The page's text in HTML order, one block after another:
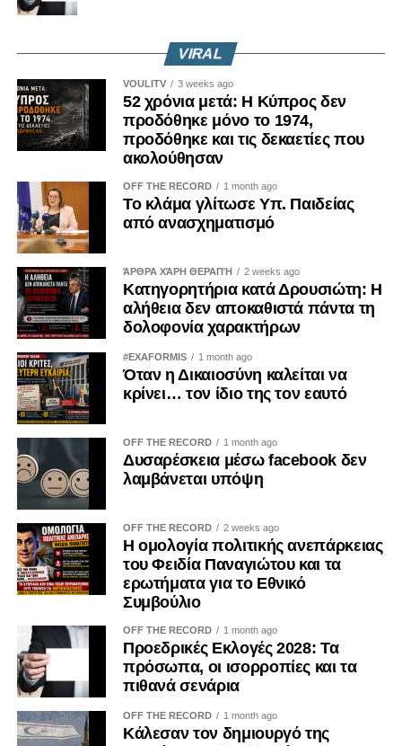
VIRAL
VOULITV 3 weeks ago
52 χρόνια μετά: Η Κύπρος δεν
προδόθηκε μόνο το 1974,
προδόθηκε και τις δεκαετίες που
ακολούθησαν
OFF THE RECORD 1 month ago
Το κλάμα γλίτωσε Υπ. Παιδείας
από ανασχηματισμό
ΆΡΘΡΑ ΧΆΡΗ ΘΕΡΑΠΉ 2 weeks ago
Κατηγορητήρια κατά Δρουσιώτη: Η
αλήθεια δεν αποκαθιστά πάντα τη
δολοφονία χαρακτήρων
#EXAFORMIS 1 month ago
Όταν η Δικαιοσύνη καλείται να
κρίνει… τον ίδιο της τον εαυτό
OFF THE RECORD 1 month ago
Δυσαρέσκεια μέσω facebook δεν
λαμβάνεται υπόψη
OFF THE RECORD 2 weeks ago
Η ομολογία πολιτικής ανεπάρκειας
του Φειδία Παναγιώτου και τα
ερωτήματα για το Εθνικό
Συμβούλιο
OFF THE RECORD 1 month ago
Προεδρικές Εκλογές 2028: Τα
πρόσωπα, οι ισορροπίες και τα
πιθανά σενάρια
OFF THE RECORD 1 month ago
Κάλεσαν τον δημιουργό της